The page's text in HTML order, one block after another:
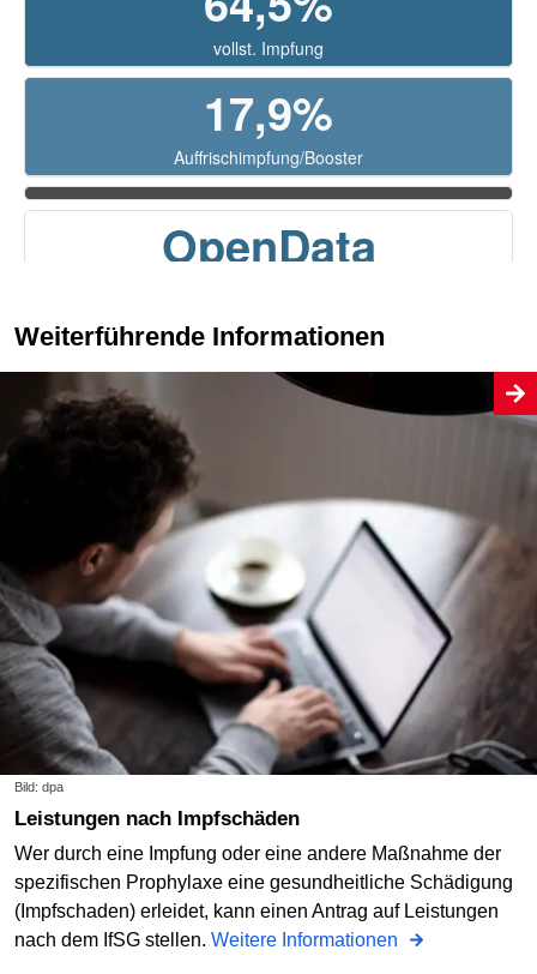
Weiterführende Informationen
Bild: dpa
Leistungen nach Impfschäden
Wer durch eine Impfung oder eine andere Maßnahme der
spezifischen Prophylaxe eine gesundheitliche Schädigung
(Impfschaden) erleidet, kann einen Antrag auf Leistungen
nach dem IfSG stellen. Weitere Informationen